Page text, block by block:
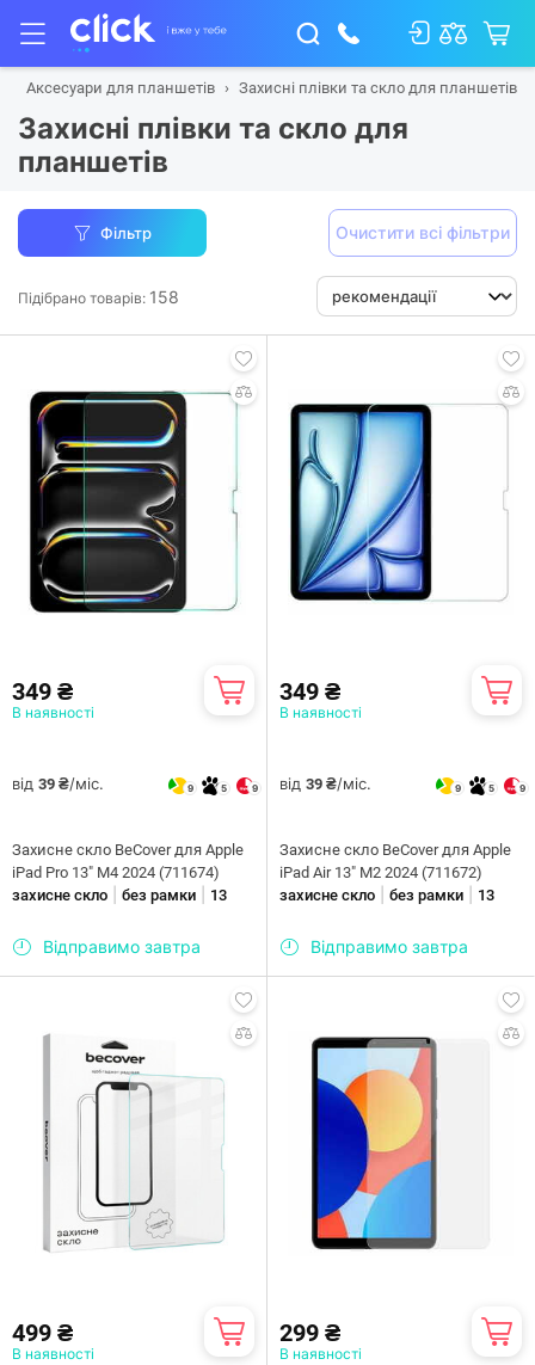
Аксесуари для планшетів Захисні плівки та скло для планшетів
Захисні плівки та скло для
планшетів
Фільтр Очистити всі фільтри
Підібрано товарів: 158
349 ₴
В наявності
від 39 ₴/міс. 9 5 9
Захисне скло BeCover для Apple
iPad Pro 13" M4 2024 (711674)
захисне скло
без рамки 13
Відправимо завтра
349 ₴
В наявності
від 39 ₴/міс. 9 5 9
Захисне скло BeCover для Apple
iPad Air 13" M2 2024 (711672)
захисне скло
без рамки 13
Відправимо завтра
499 ₴
В наявності
299 ₴
В наявності